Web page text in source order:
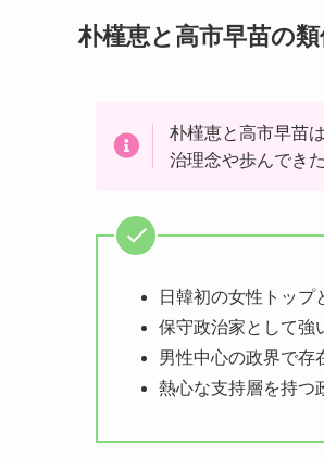
朴槿恵と高市早苗の類
朴槿恵と高市早苗
治理念や歩んでき
日韓初の女性トップ
保守政治家として強
男性中心の政界で存
熱心な支持層を持つ